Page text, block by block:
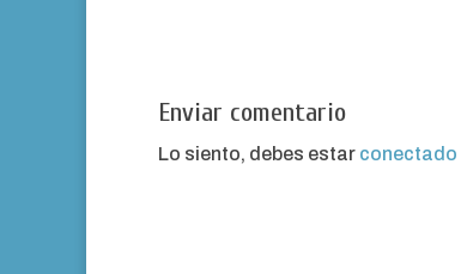
Enviar comentario
Lo siento, debes estar conectado